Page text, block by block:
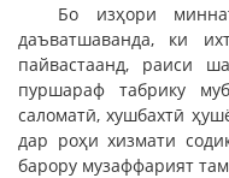
Бо изҳори
даъватшаванда, ки
пайвастаанд, раиси
пуршараф табрику
саломатӣ, хушбахтӣ
дар роҳи хизмати
барору музаффарият